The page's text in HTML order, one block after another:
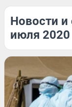
Новости и
июля 2020